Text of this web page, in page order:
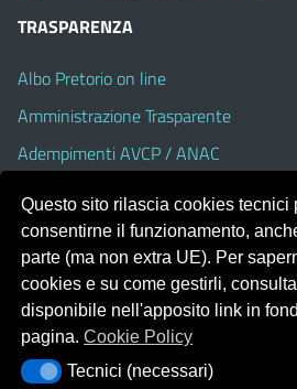
TRASPARENZA
Albo Pretorio on line
Amministrazione Trasparente
Adempimenti AVCP / ANAC
Accesso Civico
Dichiarazione di accessibilità
Portale realizzato con la piattaforma
Template Italia configurato sul tema
Questo sito rilascia cookies tecnici
consentirne il funzionamento,
parte (ma non extra UE). Per
cookies e su come gestirli,
disponibile nell'apposito link in
pagina.Cookie Policy
Tecnici (necessari)
Tecnici (necessari)